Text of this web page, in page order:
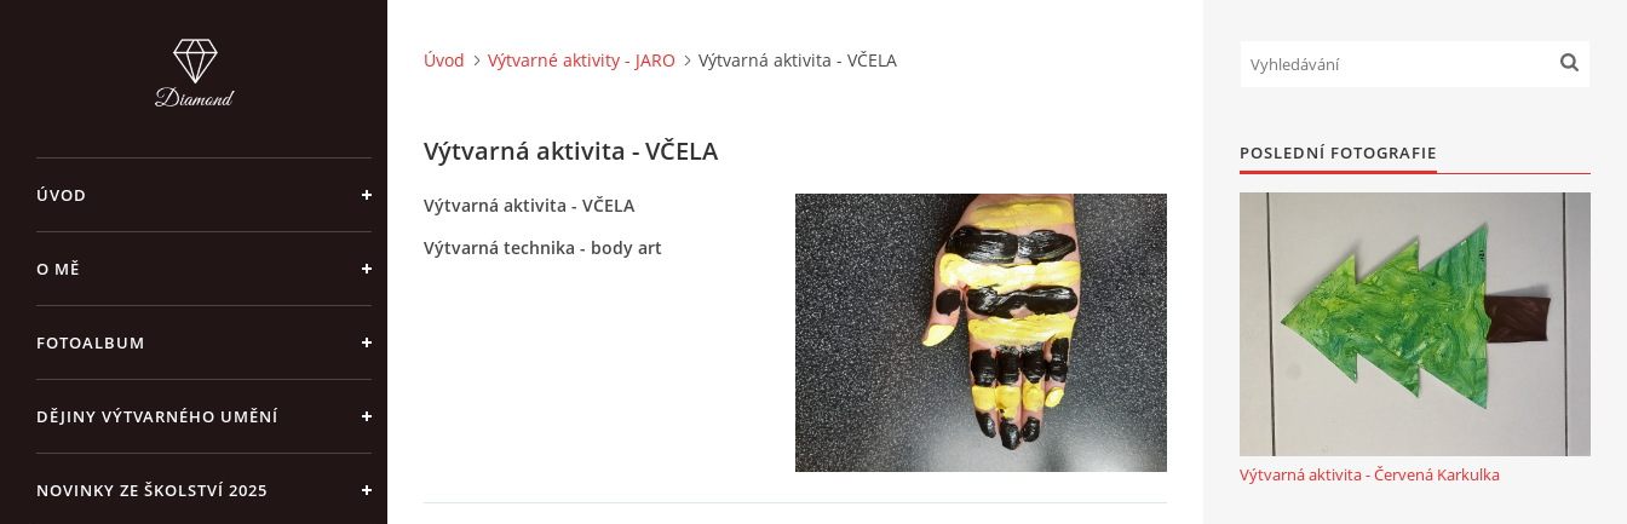
ÚVOD
O MĚ
FOTOALBUM
DĚJINY VÝTVARNÉHO UMĚNÍ
NOVINKY ZE ŠKOLSTVÍ 2025
Úvod Výtvarné aktivity - JARO Výtvarná aktivita - VČELA
Výtvarná aktivita - VČELA
Výtvarná aktivita - VČELA
Výtvarná technika - body art
POSLEDNÍ FOTOGRAFIE
Výtvarná aktivita - Červená Karkulka